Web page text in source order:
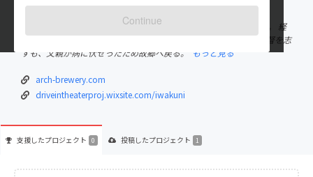
Continue
出身国：日本 出身地：山口県
岩国生まれ岩国育ち。 映画と音楽とビールをこよなく愛する36歳。 経
営学を学びに神戸へ。 在学中から映画監督に弟子入りし、映画監督を志
すも、父親が病に伏せったため故郷へ戻る。
もっと見る
arch-brewery.com
driveintheaterproj.wixsite.com/iwakuni
支援したプロジェクト 0 投稿したプロジェクト 1